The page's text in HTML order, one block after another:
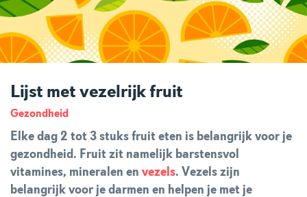
Lijst met vezelrijk fruit
Gezondheid
Elke dag 2 tot 3 stuks fruit eten is belangrijk voor je
gezondheid. Fruit zit namelijk barstensvol
vitamines, mineralen en vezels. Vezels zijn
belangrijk voor je darmen en helpen je met je